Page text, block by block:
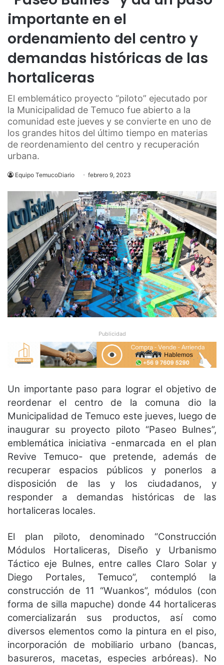
importante en el
ordenamiento del centro y
demandas históricas de las
hortaliceras
El emblemático proyecto “piloto” ejecutado por
la Municipalidad de Temuco fue abierto a la
comunidad este jueves y se convierte en uno de
los grandes hitos del último tiempo en materias
de reordenamiento del centro y recuperación
urbana.
Equipo TemucoDiario febrero 9, 2023
Publicidad
Un importante paso para lograr el objetivo de
reordenar el centro de la comuna dio la
Municipalidad de Temuco este jueves, luego de
inaugurar su proyecto piloto “Paseo Bulnes”,
emblemática iniciativa -enmarcada en el plan
Revive Temuco- que pretende, además de
recuperar espacios públicos y ponerlos a
disposición de las y los ciudadanos, y
responder a demandas históricas de las
hortaliceras locales.
El plan piloto, denominado “Construcción
Módulos Hortaliceras, Diseño y Urbanismo
Táctico eje Bulnes, entre calles Claro Solar y
Diego Portales, Temuco”, contempló la
construcción de 11 “Wuankos”, módulos (con
forma de silla mapuche) donde 44 hortaliceras
comercializarán sus productos, así como
diversos elementos como la pintura en el piso,
incorporación de mobiliario urbano (bancas,
basureros, macetas, especies arbóreas). No